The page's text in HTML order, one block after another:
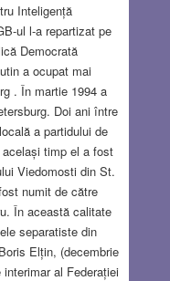
Inteligență
ul l-a repartizat pe
Democrată
a ocupat mai
. În martie 1994 a
Doi ani între
a partidului de
timp el a fost
Viedomosti din St.
numit de către
În această calitate
separatiste din
Elțin, (decembrie
al Federației